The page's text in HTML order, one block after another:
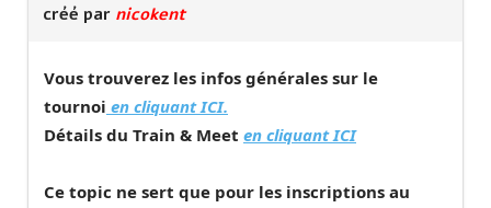
créé par nicokent
Vous trouverez les infos générales sur le
tournoi en cliquant ICI.
Détails du Train & Meet en cliquant ICI
Ce topic ne sert que pour les inscriptions au